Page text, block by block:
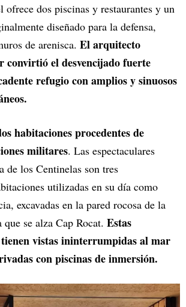
ofrece dos piscinas y restaurantes y un
diseñado para la defensa,
de arenisca. El arquitecto
el desvencijado fuerte
refugio con amplios y sinuosos
habitaciones procedentes de
militares. Las espectaculares
de los Centinelas son tres
utilizadas en su día como
excavadas en la pared rocosa de la
se alza Cap Rocat. Estas
vistas ininterrumpidas al mar
con piscinas de inmersión.